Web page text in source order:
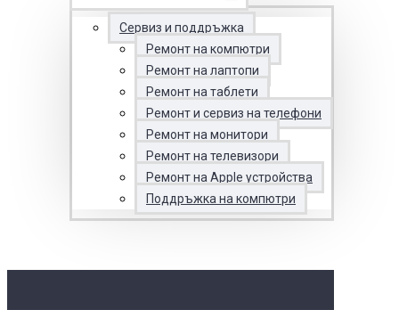
Сервиз и поддръжка
Ремонт на компютри
Ремонт на лаптопи
Ремонт на таблети
Ремонт и сервиз на телефони
Ремонт на монитори
Ремонт на телевизори
Ремонт на Apple устройства
Поддръжка на компютри